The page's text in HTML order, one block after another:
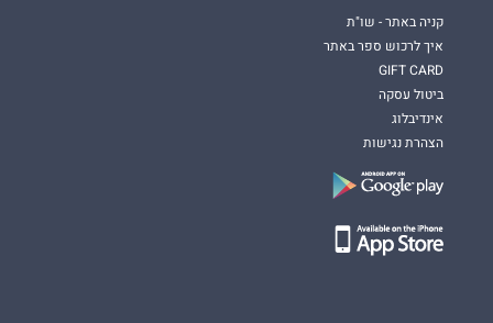
קניה באתר - שו"ת
איך לרכוש ספר באתר
GIFT CARD
ביטול עסקה
אינדיבלוג
הצהרת נגישות